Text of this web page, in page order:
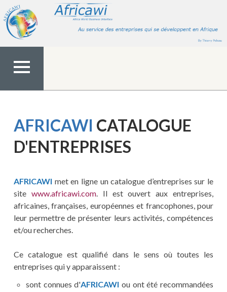
contenu
MENU
AFRICAWI CATALOGUE
D'ENTREPRISES
AFRICAWI met en ligne un catalogue d’entreprises sur le
site www.africawi.com. Il est ouvert aux entreprises,
africaines, françaises, européennes et francophones, pour
leur permettre de présenter leurs activités, compétences
et/ou recherches.
Ce catalogue est qualifié dans le sens où toutes les
entreprises qui y apparaissent :
sont connues d'AFRICAWI ou ont été recommandées